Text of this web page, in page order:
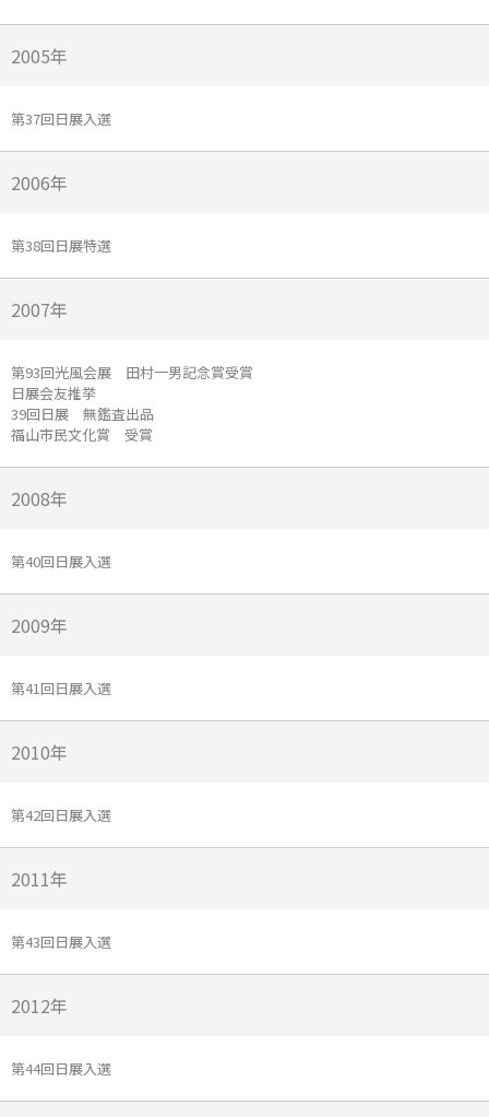
2005年
第37回日展入選
2006年
第38回日展特選
2007年
第93回光風会展 田村一男記念賞受賞
日展会友推挙
39回日展 無鑑査出品
福山市民文化賞 受賞
2008年
第40回日展入選
2009年
第41回日展入選
2010年
第42回日展入選
2011年
第43回日展入選
2012年
第44回日展入選